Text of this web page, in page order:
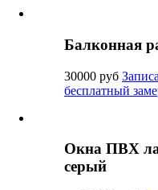
Балконная
30000 руб
бесплатный
Окна ПВХ
серый